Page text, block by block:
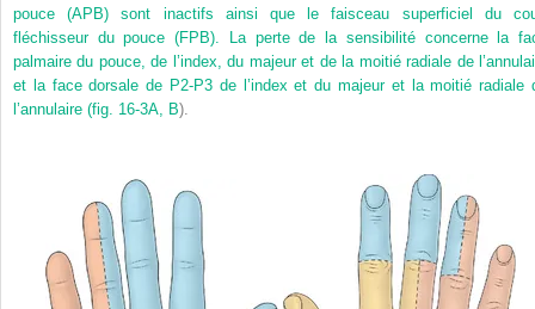
pouce (APB) sont inactifs ainsi que le faisceau superficiel du
fléchisseur du pouce (FPB). La perte de la sensibilité concerne la
palmaire du pouce, de l’index, du majeur et de la moitié radiale de
et la face dorsale de P2-P3 de l’index et du majeur et la moitié radiale
l’annulaire (fig. 16-3A, B).